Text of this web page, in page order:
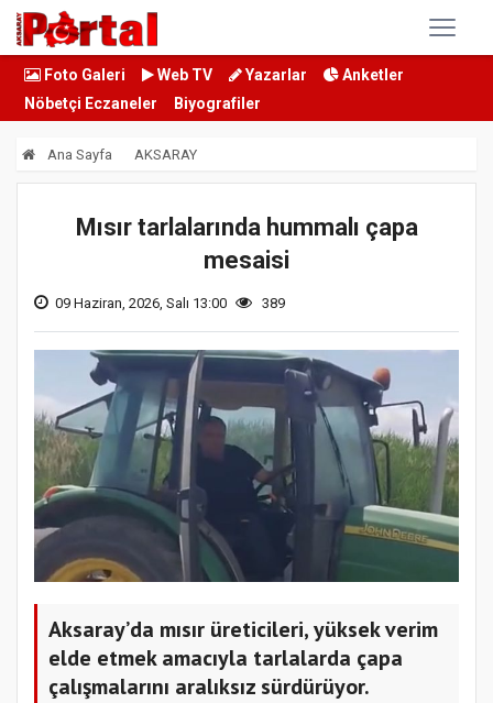
Foto Galeri Web TV Yazarlar
Anketler
Nöbetçi Eczaneler
Biyografiler
Ana Sayfa AKSARAY
Mısır tarlalarında hummalı çapa
mesaisi
09 Haziran, 2026, Salı 13:00 389
Aksaray’da mısır üreticileri, yüksek verim
elde etmek amacıyla tarlalarda çapa
çalışmalarını aralıksız sürdürüyor.